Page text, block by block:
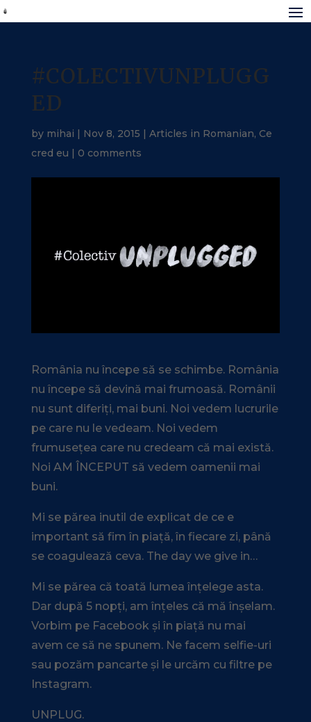
#COLECTIVUNPLUGG
ED
by mihai | Nov 8, 2015 | Articles in Romanian, Ce
cred eu | 0 comments
România nu începe să se schimbe. România
nu începe să devină mai frumoasă. Românii
nu sunt diferiți, mai buni. Noi vedem lucrurile
pe care nu le vedeam. Noi vedem
frumusețea care nu credeam că mai există.
Noi AM ÎNCEPUT să vedem oamenii mai
buni.
Mi se părea inutil de explicat de ce e
important să fim în piață, în fiecare zi, până
se coagulează ceva. The day we give in…
Mi se părea că toată lumea înțelege asta.
Dar după 5 nopți, am înțeles că mă înșelam.
Vorbim pe Facebook și în piață nu mai
avem ce să ne spunem. Ne facem selfie-uri
sau pozăm pancarte și le urcăm cu filtre pe
Instagram.
UNPLUG.